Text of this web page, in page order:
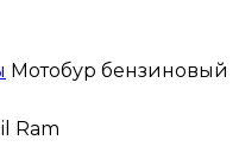
Мотобур бензиновый
Ram